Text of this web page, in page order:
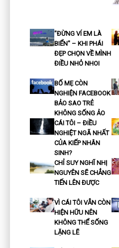
"ĐỪNG VÍ EM LÀ
BIỂN" – KHI PHÁI
ĐẸP CHỌN VỀ MÌNH
ĐIỀU NHỎ NHOI
BỐ MẸ CÒN
NGHIỆN FACEBOOK
BẢO SAO TRẺ
KHÔNG SỐNG ẢO
CÁI TÔI – ĐIỀU
NGHIỆT NGÃ NHẤT
CỦA KIẾP NHÂN
SINH?
CHỈ SUY NGHĨ NHỊ
NGUYÊN SẼ CHẲNG
TIẾN LÊN ĐƯỢC
VÌ CÁI TÔI VẪN CÒN
HIỆN HỮU NÊN
KHÔNG THỂ SỐNG
LẶNG LẼ